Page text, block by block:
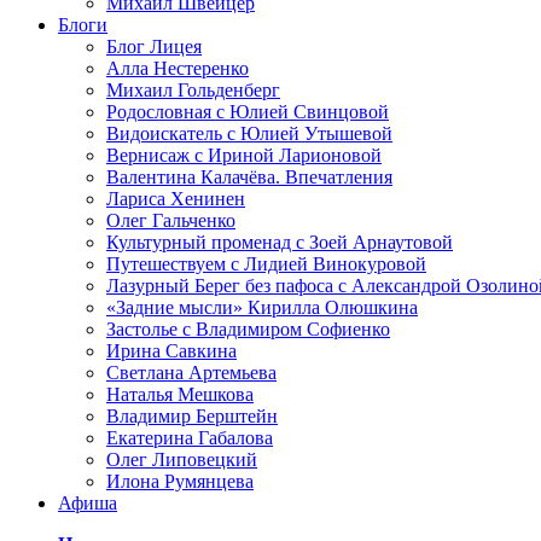
Блоги
Блог Лицея
Алла Нестеренко
Михаил Гольденберг
Родословная с Юлией Свинцовой
Видоискатель с Юлией Утышевой
Вернисаж с Ириной Ларионовой
Валентина Калачёва. Впечатления
Лариса Хенинен
Олег Гальченко
Культурный променад с Зоей Арнаутовой
Путешествуем с Лидией Винокуровой
Лазурный Берег без пафоса с Александрой
«Задние мысли» Кирилла Олюшкина
Застолье с Владимиром Софиенко
Ирина Савкина
Светлана Артемьева
Наталья Мешкова
Владимир Берштейн
Екатерина Габалова
Олег Липовецкий
Илона Румянцева
Афиша